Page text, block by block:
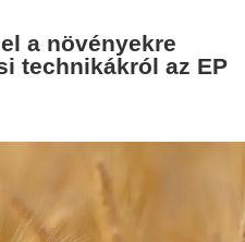
a növényekre
technikákról az EP